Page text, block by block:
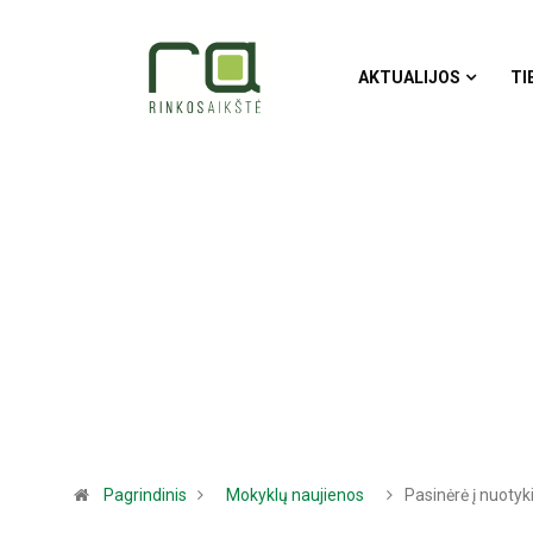
AKTUALIJOS
Pagrindinis Mokyklų naujienos Pasinėrė į